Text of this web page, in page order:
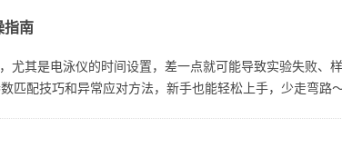
指南
尤其是电泳仪的时间设置，差一点就可能导致实验失败、
匹配技巧和异常应对方法，新手也能轻松上手，少走弯路